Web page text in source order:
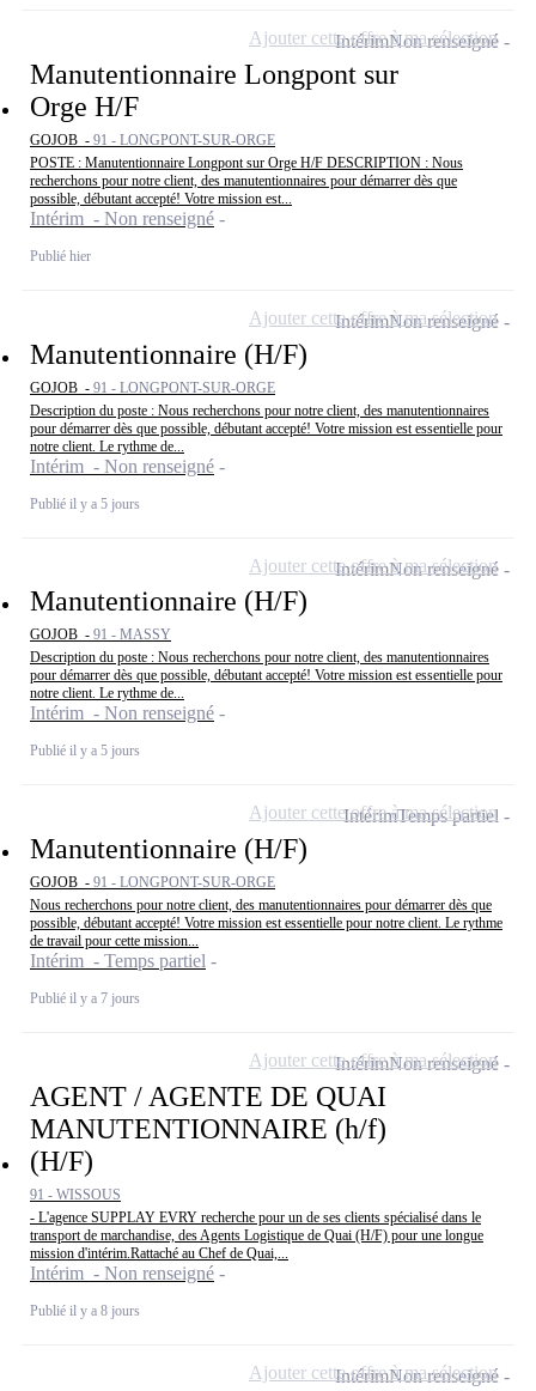
Manutentionnaire Longpont sur
Orge H/F
GOJOB - 91 - LONGPONT-SUR-ORGE
POSTE : Manutentionnaire Longpont sur Orge H/F DESCRIPTION : Nous
recherchons pour notre client, des manutentionnaires pour démarrer dès que
possible, débutant accepté! Votre mission est...
Intérim - Non renseigné
Publié hier
IntérimNon renseigné
Ajouter cette offre à ma sélection
Manutentionnaire (H/F)
GOJOB - 91 - LONGPONT-SUR-ORGE
Description du poste : Nous recherchons pour notre client, des manutentionnaires
pour démarrer dès que possible, débutant accepté! Votre mission est essentielle pour
notre client. Le rythme de...
Intérim - Non renseigné
Publié il y a 5 jours
IntérimNon renseigné
Ajouter cette offre à ma sélection
Manutentionnaire (H/F)
GOJOB - 91 - MASSY
Description du poste : Nous recherchons pour notre client, des manutentionnaires
pour démarrer dès que possible, débutant accepté! Votre mission est essentielle pour
notre client. Le rythme de...
Intérim - Non renseigné
Publié il y a 5 jours
IntérimNon renseigné
Ajouter cette offre à ma sélection
Manutentionnaire (H/F)
GOJOB - 91 - LONGPONT-SUR-ORGE
Nous recherchons pour notre client, des manutentionnaires pour démarrer dès que
possible, débutant accepté! Votre mission est essentielle pour notre client. Le rythme
de travail pour cette mission...
Intérim - Temps partiel
Publié il y a 7 jours
IntérimTemps partiel
Ajouter cette offre à ma sélection
AGENT / AGENTE DE QUAI
MANUTENTIONNAIRE (h/f)
(H/F)
91 - WISSOUS
- L'agence SUPPLAY EVRY recherche pour un de ses clients spécialisé dans le
transport de marchandise, des Agents Logistique de Quai (H/F) pour une longue
mission d'intérim.Rattaché au Chef de Quai,...
Intérim - Non renseigné
Publié il y a 8 jours
IntérimNon renseigné
Ajouter cette offre à ma sélection
IntérimNon renseigné
Ajouter cette offre à ma sélection